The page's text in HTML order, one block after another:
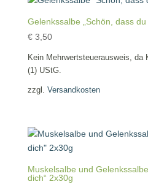
Gelenkssalbe „Schön, dass du
€3,50
Kein Mehrwertsteuerausweis, da
(1) UStG.
zzgl. Versandkosten
Muskelsalbe und
dich“ 2x30g